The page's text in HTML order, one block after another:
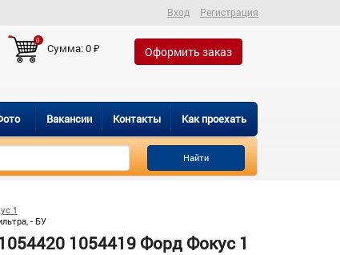
Вход Регистрация
0
Сумма:0₽ Оформить заказ
Вакансии Контакты Как проехать
Найти
1
- БУ
1054419 Форд Фокус 1